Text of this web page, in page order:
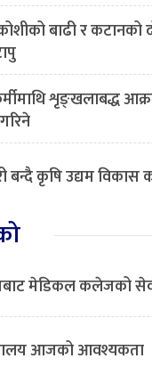
बाढी र कटानको
शृङ्खलाबद्ध
बन्दै कृषि उद्यम विकास
मेडिकल कलेजको
आजको आवश्यकता